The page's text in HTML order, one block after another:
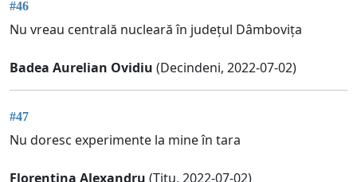
#46
Nu vreau centrală nucleară în județul Dâmbovița
Badea Aurelian Ovidiu (Decindeni, 2022-07-02)
#47
Nu doresc experimente la mine în tara
Florentina Alexandru (Titu, 2022-07-02)